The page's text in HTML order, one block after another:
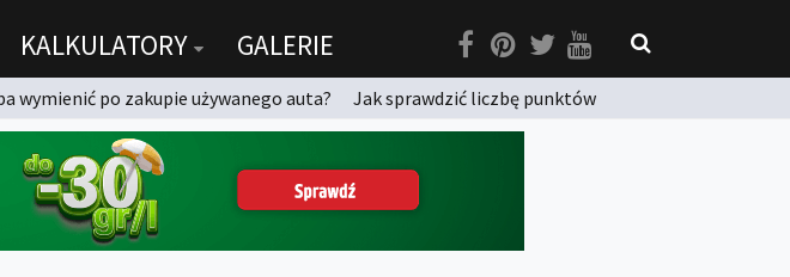
KALKULATORY GALERIE
wymienić po zakupie używanego auta?
Jak sprawdzić liczbę punktów